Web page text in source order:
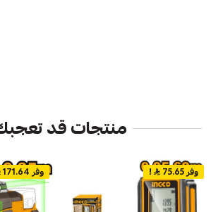
منتجات قد
وفر 75.65 ! وفر 171.64